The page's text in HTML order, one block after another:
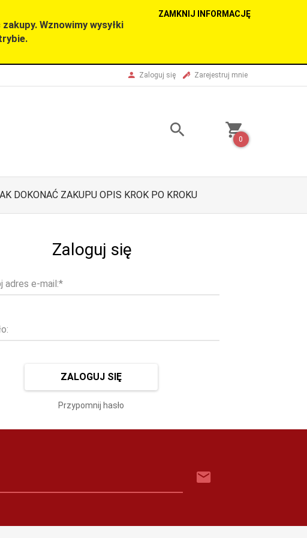
Wznowimy wysyłki
ZAMKNIJ INFORMACJĘ
Zaloguj się Zarejestruj mnie
0
DOKONAĆ ZAKUPU OPIS KROK PO KROKU
Zaloguj się
adres e-mail:*
ZALOGUJ SIĘ
Przypomnij hasło